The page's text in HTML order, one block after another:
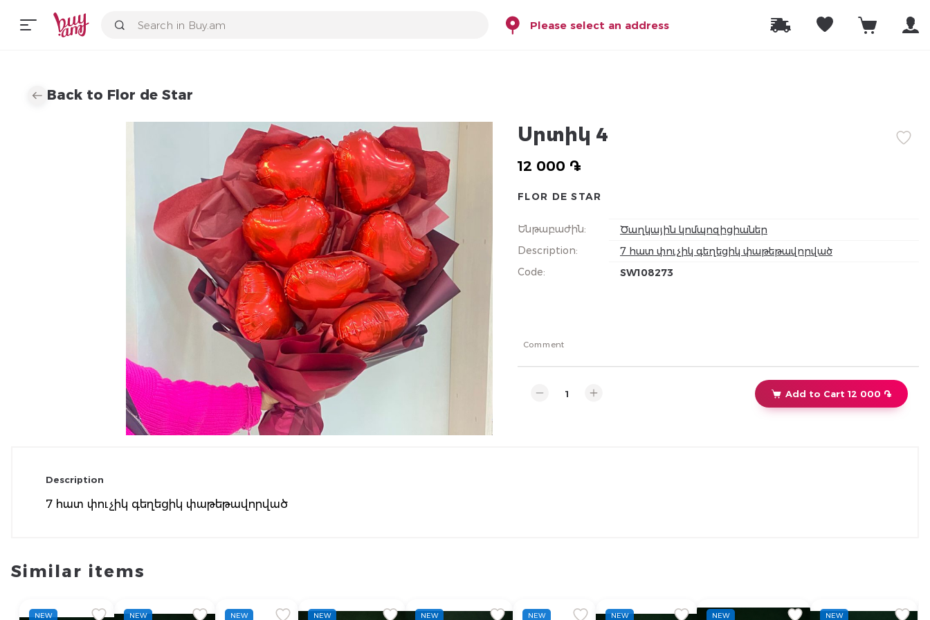
Please select an address
Back to Flor de Star
Սրտիկ 4
12 000 ֏
FLOR DE STAR
Ենթաբաժին:
Ծաղկային կոմպոզիցիաներ
Description:
7 հատ փուչիկ գեղեցիկ փաթեթավորված
Code: SW108273
Comment
Add to Cart 12 000 ֏
Description
7 հատ փուչիկ գեղեցիկ փաթեթավորված
Similar items
NEW NEW NEW NEW NEW NEW NEW NEW NEW